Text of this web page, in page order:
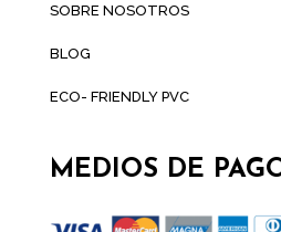
SOBRE NOSOTROS
BLOG
ECO- FRIENDLY PVC
MEDIOS DE